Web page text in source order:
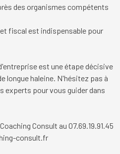
des organismes compétents
fiscal est indispensable pour
est une étape décisive
longue haleine. N'hésitez pas à
experts pour vous guider dans
Coaching Consult au 07.69.19.91.45
consult.fr